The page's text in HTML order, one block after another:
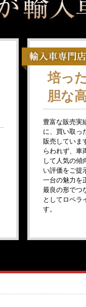
培っ
胆な
豊富な販売実
に、買い取っ
販売していま
らわれず、車
して人気の傾
い評価をご提
一台の魅力を
最良の形でつ
としてロペラ
す。